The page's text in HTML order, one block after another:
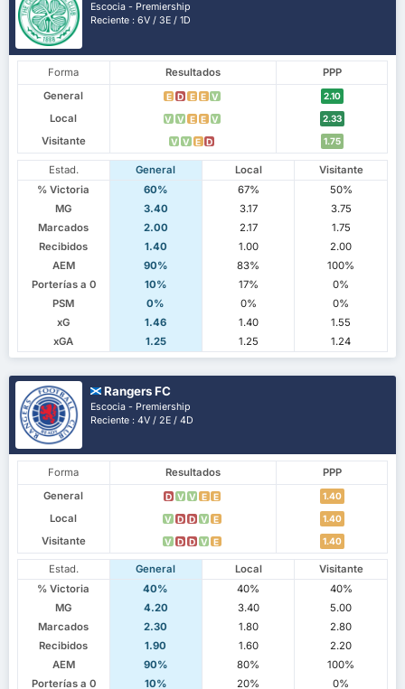
Escocia - Premiership
Reciente : 6V / 3E / 1D
Forma Resultados
PPP
General
E D E E V 2.10
Local V V E E V 2.33
Visitante V V E D 1.75
Estad. General Local
Visitante
% Victoria
60% 67%
50%
MG
3.40 3.17
3.75
Marcados
2.00 2.17
1.75
Recibidos
1.40 1.00
2.00
AEM
90% 83%
100%
Porterías a 0
10% 17%
0%
PSM
0% 0%
0%
xG
1.46 1.40
1.55
xGA
1.25 1.25 1.24
Rangers FC
Escocia - Premiership
Reciente : 4V / 2E / 4D
Forma Resultados
PPP
General
D V V E E 1.40
Local V D D V E 1.40
Visitante V D D V E 1.40
Estad. General Local
Visitante
% Victoria
40% 40%
40%
MG
4.20 3.40
5.00
Marcados
2.30 1.80
2.80
Recibidos
1.90 1.60
2.20
AEM
90% 80%
100%
Porterías a 0
10% 20%
0%